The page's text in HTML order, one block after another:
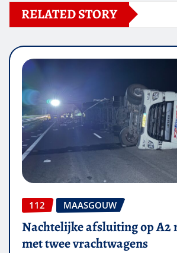
RELATED STORY
112 MAASGOUW
Nachtelijke afsluiting op A2
met twee vrachtwagens